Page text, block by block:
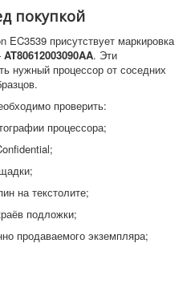
покупкой
EC3539 присутствует маркировка
AT80612003090AA. Эти
нужный процессор от соседних
проверить:
процессора;
на текстолите;
подложки;
продаваемого экземпляра;